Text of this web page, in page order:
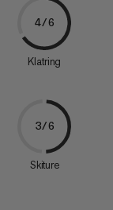
4/6
Klatring
3/6
Skiture